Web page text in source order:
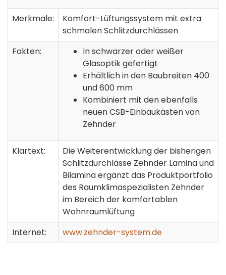
Merkmale:
Komfort-Lüftungssystem mit extra
schmalen Schlitzdurchlässen
Fakten:
In schwarzer oder weißer
Glasoptik gefertigt
Erhältlich in den Baubreiten 400
und 600 mm
Kombiniert mit den ebenfalls
neuen CSB-Einbaukästen von
Zehnder
Klartext:
Die Weiterentwicklung der bisherigen
Schlitzdurchlässe Zehnder Lamina und
Bilamina ergänzt das Produktportfolio
des Raumklimaspezialisten Zehnder
im Bereich der komfortablen
Wohnraumlüftung
Internet:
www.zehnder-system.de